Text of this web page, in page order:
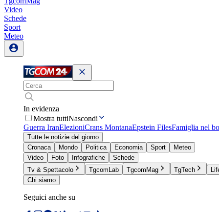
Video
Schede
Sport
Meteo
In evidenza
Mostra tuttiNascondi
Guerra IranElezioniCrans MontanaEpstein FilesFamiglia nel
Tutte le notizie del giorno
Cronaca
Mondo Politica Economia Sport
Meteo
Video
Foto Infografiche
Schede
Tv & Spettacolo
TgcomLab TgcomMag TgTech
Chi siamo
Seguici anche su